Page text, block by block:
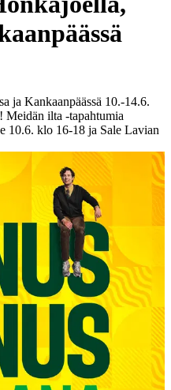
ja Kankaanpäässä 10.-14.6.
Meidän ilta -tapahtumia
10.6. klo 16-18 ja Sale Lavian